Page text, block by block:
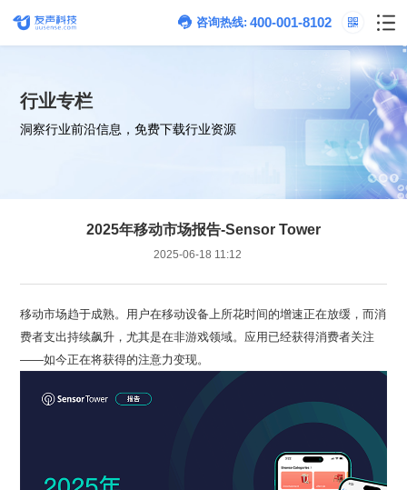
咨询热线: 400-001-8102
行业专栏
洞察行业前沿信息，免费下载行业资源
2025年移动市场报告-Sensor Tower
2025-06-18 11:12
——如今正在将获得的注意力变现。